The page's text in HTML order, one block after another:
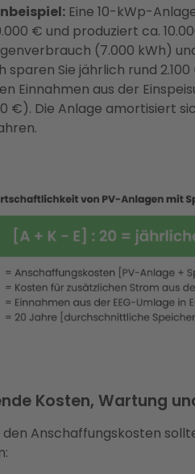
Eine 10-kWp-
€ und produziert ca.
(7.000 kWh)
sparen Sie jährlich rund
Einnahmen aus der
€). Die Anlage amortisiert
Kosten, Wartung
Anschaffungskosten